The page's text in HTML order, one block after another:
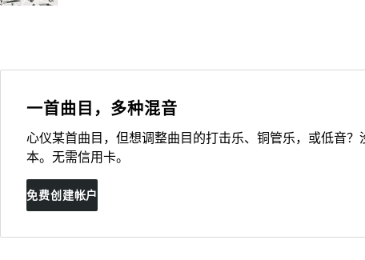
一首曲目，多种混音
心仪某首曲目，但想调整曲目的打击乐、铜管乐，或低音
本。无需信用卡。
免费创建帐户